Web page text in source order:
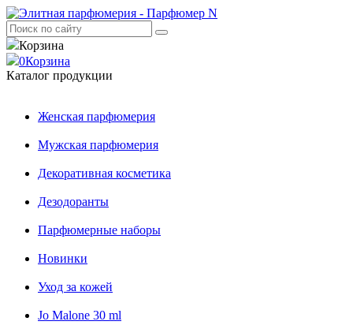
Корзина
0Корзина
Каталог продукции
Женская парфюмерия
Мужская парфюмерия
Декоративная косметика
Дезодоранты
Парфюмерные наборы
Новинки
Уход за кожей
Jo Malone 30 ml